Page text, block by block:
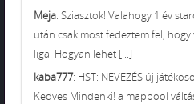
Meja: Sziasztok! Valahogy 1 év
után csak most fedeztem fel, hogy
liga. Hogyan lehet [...]
kaba777: HST: NEVEZÉS új
Kedves Mindenki! a mappool